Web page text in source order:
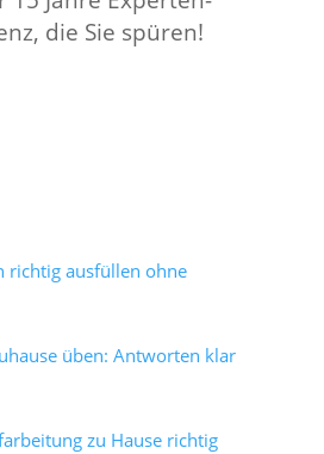
die Sie spüren!
richtig ausfüllen ohne
üben: Antworten klar
zu Hause richtig